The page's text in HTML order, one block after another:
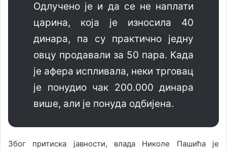
Одлучено је и да се не наплати
царина, која је износила 40
динара, па су практично једну
овцу продавали за 50 пара. Када
је афера испливала, неки трговац
је понудио чак 200.000 динара
више, али је понуда одбијена.
Због притиска јавности, влада Николе Пашића је